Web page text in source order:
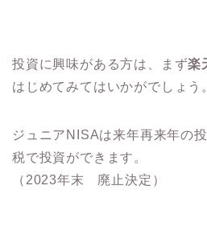
投資に興味がある方は、まず楽
はじめてみてはいかがでしょう
ジュニアNISAは来年再来年の
税で投資ができます。
（2023年末 廃止決定）